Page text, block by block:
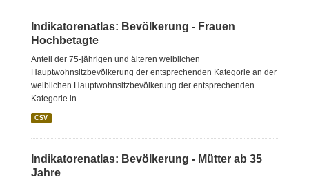
Indikatorenatlas: Bevölkerung - Frauen
Hochbetagte
Anteil der 75-jährigen und älteren weiblichen
Hauptwohnsitzbevölkerung der entsprechenden Kategorie an der
weiblichen Hauptwohnsitzbevölkerung der entsprechenden
Kategorie in...
CSV
Indikatorenatlas: Bevölkerung - Mütter ab 35
Jahre